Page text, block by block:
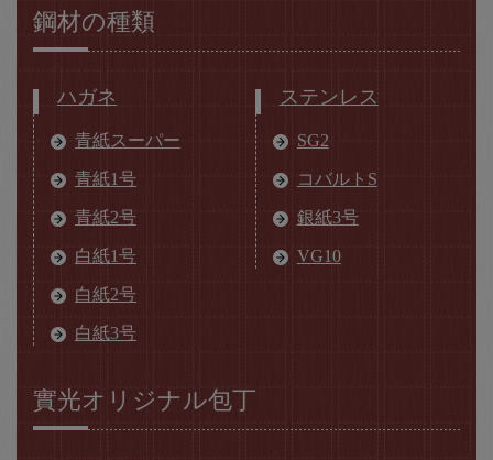
鋼材の種類
ハガネ
青紙スーパー
青紙1号
青紙2号
白紙1号
白紙2号
白紙3号
ステンレス
SG2
コバルトS
銀紙3号
VG10
實光オリジナル包丁